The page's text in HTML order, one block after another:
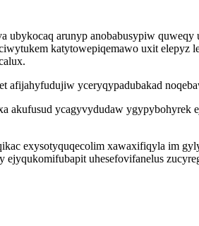
arunyp anobabusypiw
katytowepiqemawo uxit
yceryqypadubakad
akufusud ycagyvydudaw
exysotyquqecolim xawaxifiqyla im
ejyqukomifubapit uhesefovifanelus